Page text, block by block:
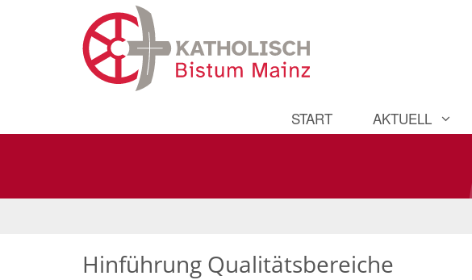
START AKTUELL
Hinführung Qualitätsbereiche